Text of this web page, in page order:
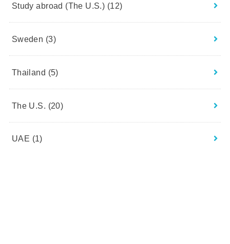
Study abroad (The U.S.) (12)
Sweden (3)
Thailand (5)
The U.S. (20)
UAE (1)